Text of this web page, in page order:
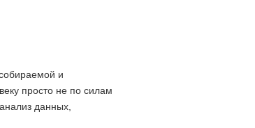
и
просто не по силам
данных,